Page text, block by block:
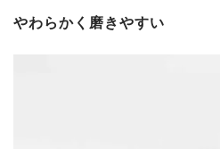
やわらかく磨きやすい